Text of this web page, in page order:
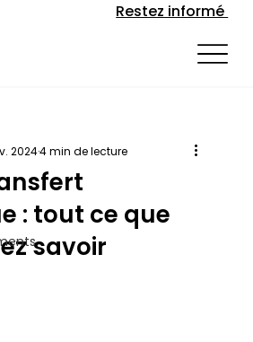
Restez informé
: tout ce que
savoir
20244 min de lecture